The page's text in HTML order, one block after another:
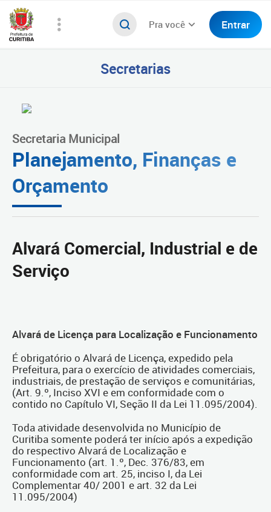
Pra você Entrar
Secretarias
Secretaria Municipal
Planejamento, Finanças e
Orçamento
Alvará Comercial, Industrial e de
Serviço
Alvará de Licença para Localização e Funcionamento
É obrigatório o Alvará de Licença, expedido pela
Prefeitura, para o exercício de atividades comerciais,
industriais, de prestação de serviços e comunitárias,
(Art. 9.º, Inciso XVI e em conformidade com o
contido no Capítulo VI, Seção II da Lei 11.095/2004).
Toda atividade desenvolvida no Município de
Curitiba somente poderá ter início após a expedição
do respectivo Alvará de Localização e
Funcionamento (art. 1.º, Dec. 376/83, em
conformidade com art. 25, inciso I, da Lei
Complementar 40/ 2001 e art. 32 da Lei
11.095/2004)